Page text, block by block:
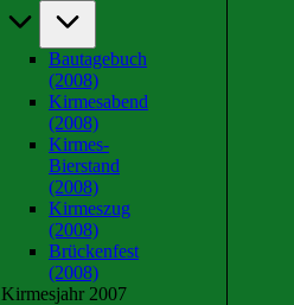
Bautagebuch
(2008)
Kirmesabend
(2008)
Kirmes-
Bierstand
(2008)
Kirmeszug
(2008)
Brückenfest
(2008)
Kirmesjahr 2007